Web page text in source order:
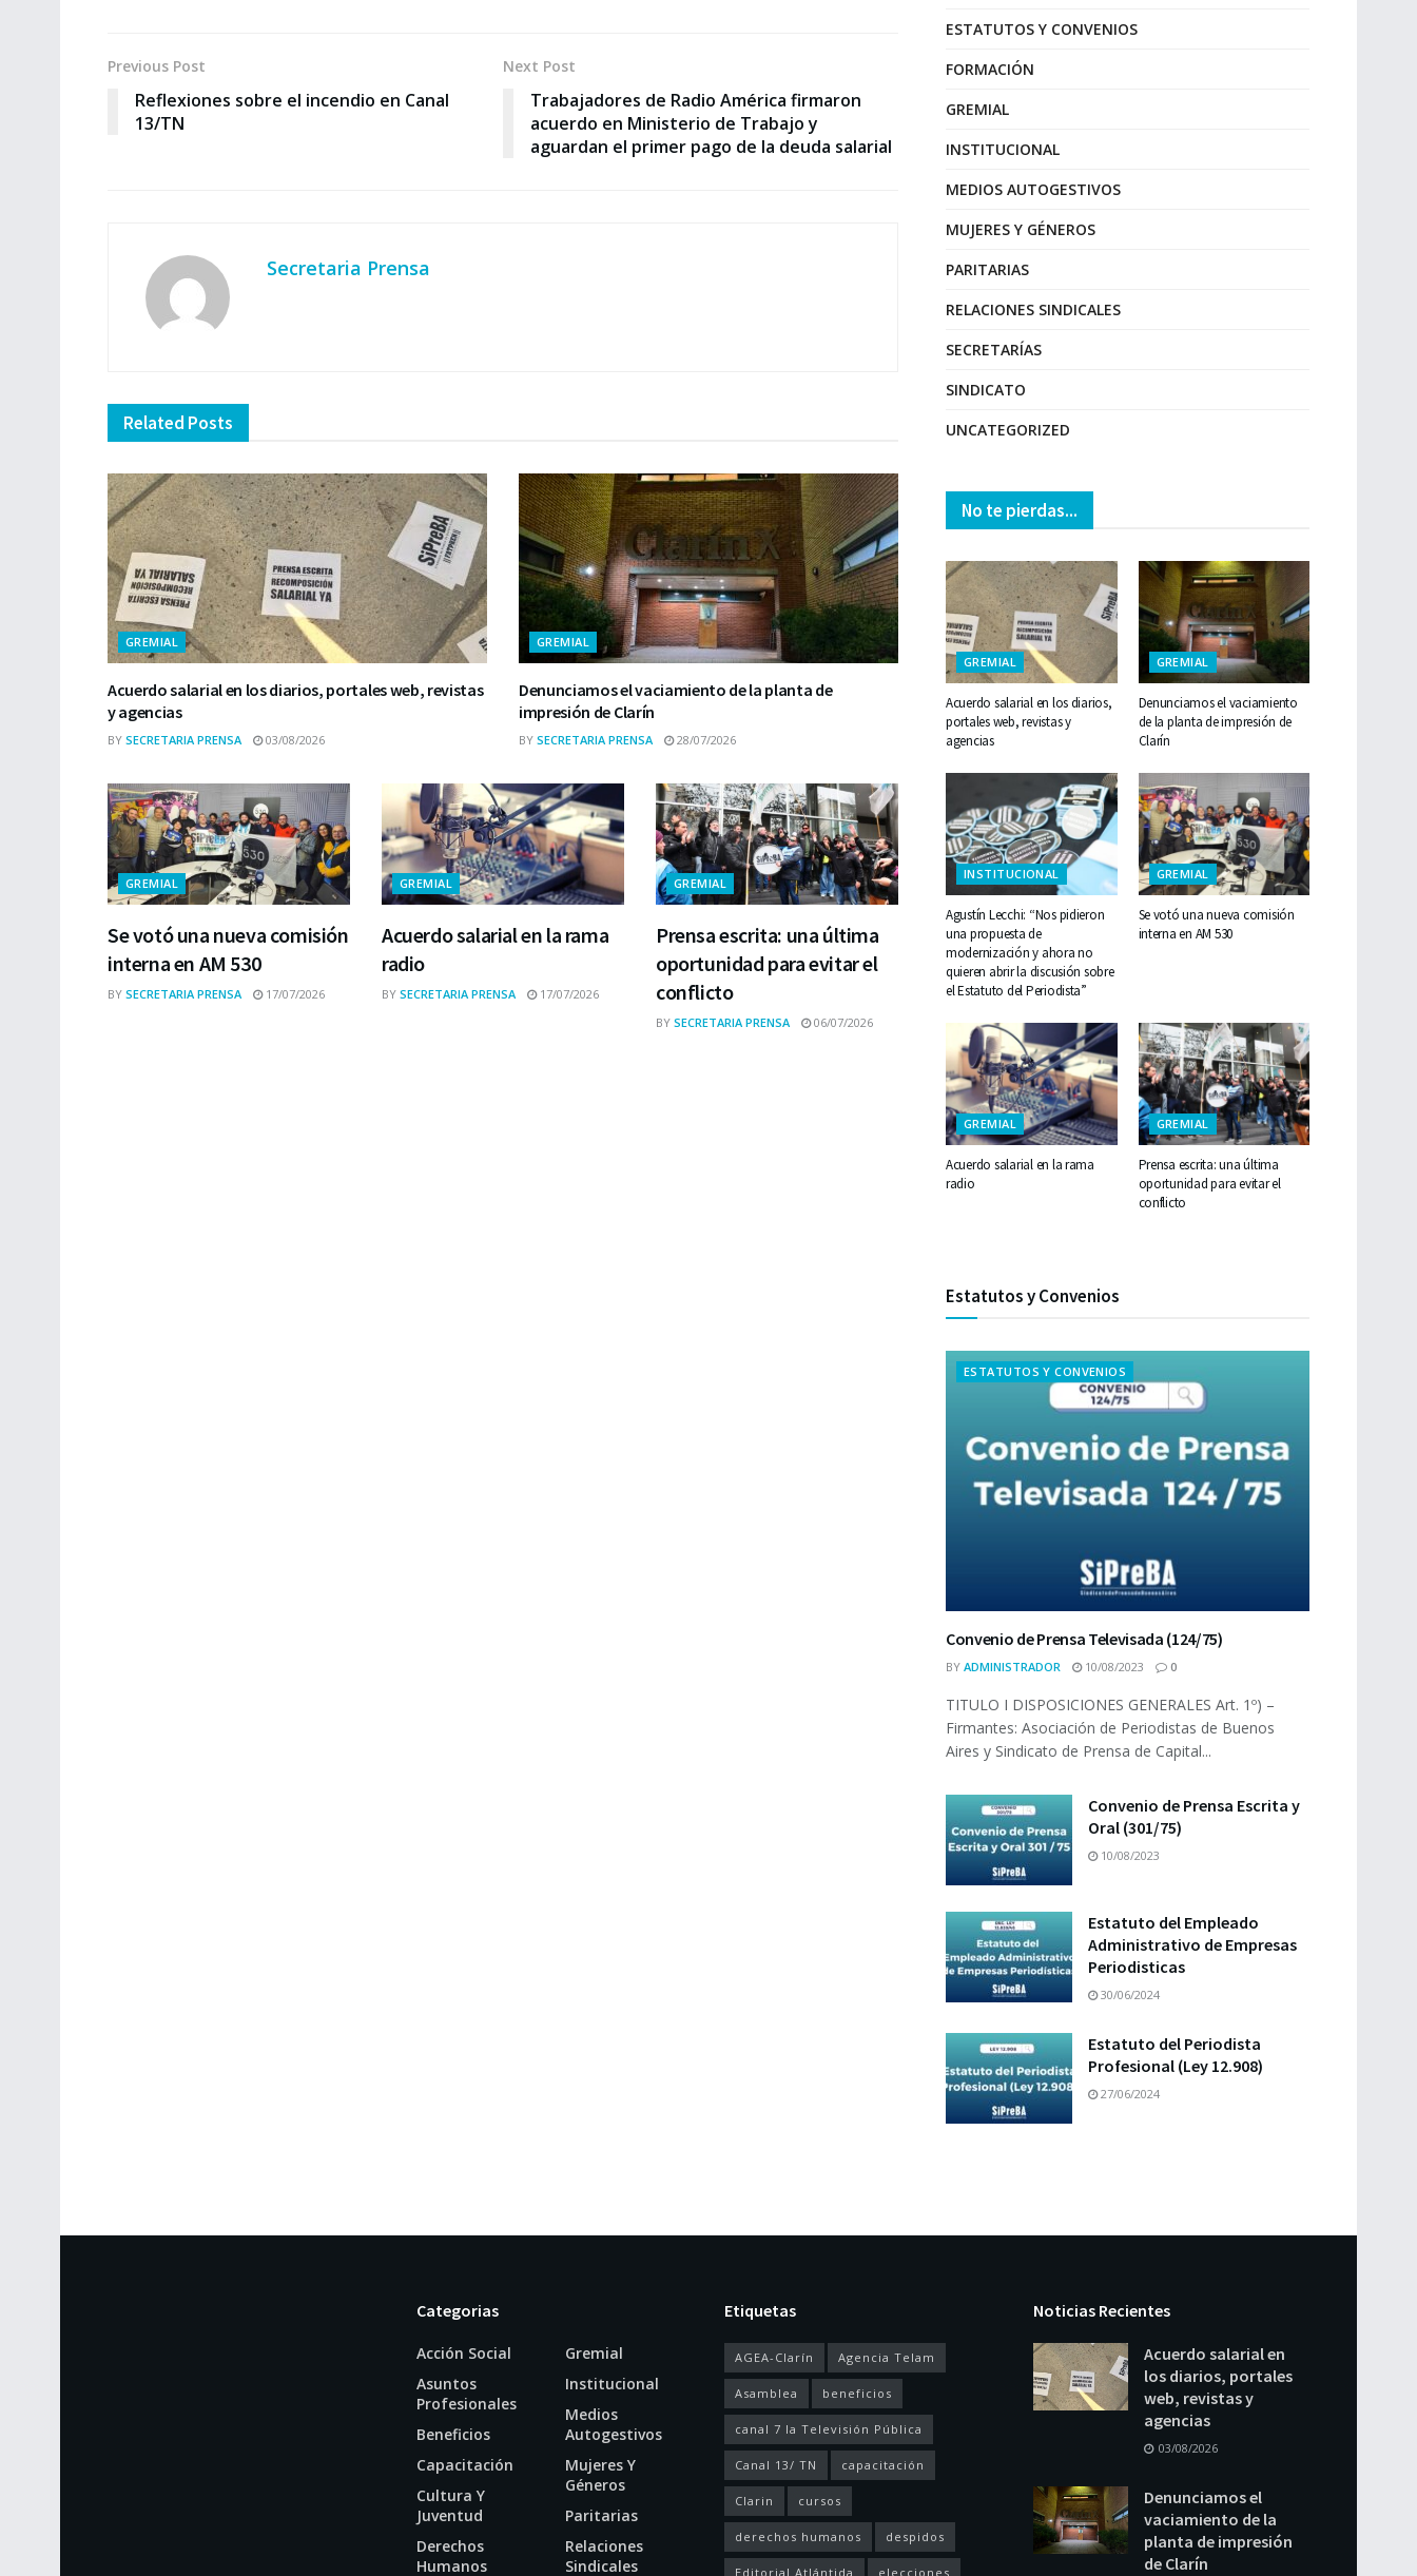
Previous Post
Reflexiones sobre el incendio en Canal
13/TN
Next Post
Trabajadores de Radio América firmaron
acuerdo en Ministerio de Trabajo y
aguardan el primer pago de la deuda salarial
Secretaria Prensa
Related Posts
GREMIAL
Acuerdo salarial en los diarios, portales web, revistas
y agencias
BY SECRETARIA PRENSA 03/08/2026
GREMIAL
Denunciamos el vaciamiento de la planta de
impresión de Clarín
BY SECRETARIA PRENSA 28/07/2026
GREMIAL
Se votó una nueva comisión
interna en AM 530
BY SECRETARIA PRENSA 17/07/2026
GREMIAL
Acuerdo salarial en la rama
radio
BY SECRETARIA PRENSA 17/07/2026
GREMIAL
Prensa escrita: una última
oportunidad para evitar el
conflicto
BY SECRETARIA PRENSA 06/07/2026
ESTATUTOS Y CONVENIOS
FORMACIÓN
GREMIAL
INSTITUCIONAL
MEDIOS AUTOGESTIVOS
MUJERES Y GÉNEROS
PARITARIAS
RELACIONES SINDICALES
SECRETARÍAS
SINDICATO
UNCATEGORIZED
No te pierdas...
GREMIAL
Acuerdo salarial en los diarios,
portales web, revistas y
agencias
GREMIAL
Denunciamos el vaciamiento
de la planta de impresión de
Clarín
INSTITUCIONAL
Agustín Lecchi: “Nos pidieron
una propuesta de
modernización y ahora no
quieren abrir la discusión sobre
el Estatuto del Periodista”
GREMIAL
Se votó una nueva comisión
interna en AM 530
GREMIAL
Acuerdo salarial en la rama
radio
GREMIAL
Prensa escrita: una última
oportunidad para evitar el
conflicto
Estatutos y Convenios
ESTATUTOS Y CONVENIOS
Convenio de Prensa Televisada (124/75)
BY ADMINISTRADOR 10/08/2023 0
TITULO I DISPOSICIONES GENERALES Art. 1º) –
Firmantes: Asociación de Periodistas de Buenos
Aires y Sindicato de Prensa de Capital...
Convenio de Prensa Escrita y
Oral (301/75)
10/08/2023
Estatuto del Empleado
Administrativo de Empresas
Periodisticas
30/06/2024
Estatuto del Periodista
Profesional (Ley 12.908)
27/06/2024
Categorias
Acción Social
Asuntos
Profesionales
Beneficios
Capacitación
Cultura Y
Juventud
Derechos
Humanos
Gremial
Institucional
Medios
Autogestivos
Mujeres Y
Géneros
Paritarias
Relaciones
Sindicales
Etiquetas
AGEA-Clarín Agencia Telam
Asamblea beneficios
canal 7 la Televisión Pública
Canal 13/ TN capacitación
Clarin cursos
derechos humanos despidos
Editorial Atlántida elecciones
Noticias Recientes
Acuerdo salarial en
los diarios, portales
web, revistas y
agencias
03/08/2026
Denunciamos el
vaciamiento de la
planta de impresión
de Clarín